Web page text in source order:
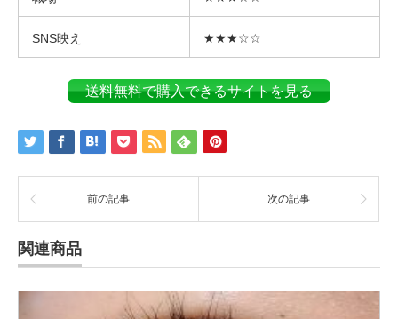
SNS映え ★★★☆☆
送料無料で購入できるサイトを見る
前の記事 次の記事
関連商品